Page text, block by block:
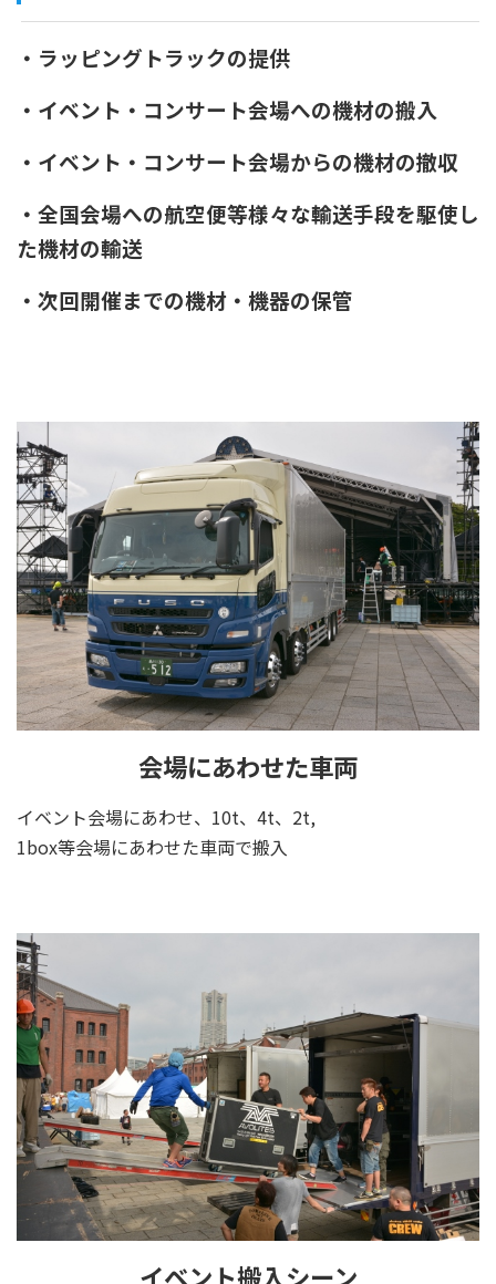
・ラッピングトラックの提供
・イベント・コンサート会場への機材の搬入
・イベント・コンサート会場からの機材の撤収
・全国会場への航空便等様々な輸送手段を駆使し
た機材の輸送
・次回開催までの機材・機器の保管
会場にあわせた車両
イベント会場にあわせ、10t、4t、2t,
1box等会場にあわせた車両で搬入
イベント搬入シーン